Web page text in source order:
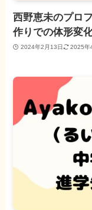
西野恵未のプロ
作りでの体形変
2024年2月13日 2025年